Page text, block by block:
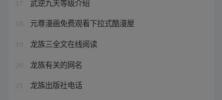
17 武逆九天等级介绍
18 元尊漫画免费观看下拉式酷漫屋
19 龙族三全文在线阅读
20 龙族有关的网名
21 龙族出版社电话